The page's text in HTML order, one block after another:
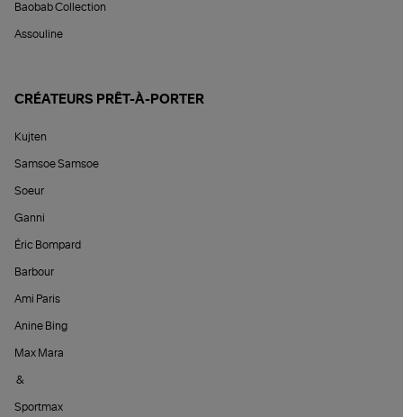
Baobab Collection
Assouline
CRÉATEURS PRÊT-À-PORTER
Kujten
Samsoe Samsoe
Soeur
Ganni
Éric Bompard
Barbour
Ami Paris
Anine Bing
Max Mara
&
Sportmax